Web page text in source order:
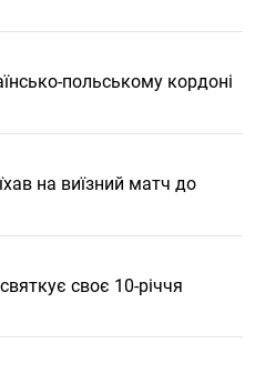
польському кордоні
на виїзний матч до
своє 10-річчя